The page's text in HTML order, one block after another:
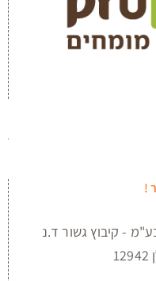
- קיבוץ גשור ד.נ